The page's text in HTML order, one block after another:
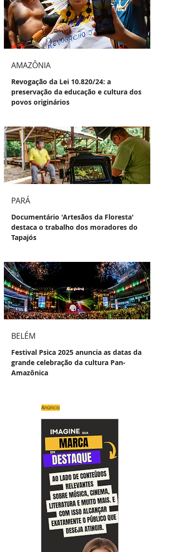
AMAZÔNIA
Revogação da Lei 10.820/24: a
preservação da educação e cultura dos
povos originários
PARÁ
Documentário 'Artesãos da Floresta'
destaca o trabalho dos moradores do
Tapajós
BELÉM
Festival Psica 2025 anuncia as datas da
grande celebração da cultura Pan-
Amazônica
Anúncio